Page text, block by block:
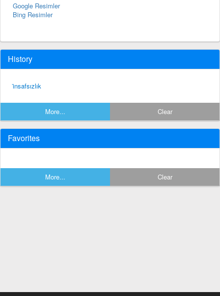
Google Resimler
Bing Resimler
History
i̇nsafsızlık
More... Clear
Favorites
More... Clear